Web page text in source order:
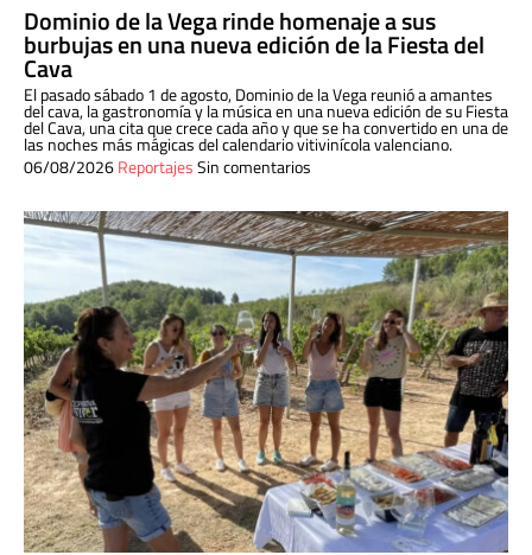
Dominio de la Vega rinde homenaje a sus
burbujas en una nueva edición de la Fiesta del
Cava
El pasado sábado 1 de agosto, Dominio de la Vega reunió a amantes
del cava, la gastronomía y la música en una nueva edición de su Fiesta
del Cava, una cita que crece cada año y que se ha convertido en una de
las noches más mágicas del calendario vitivinícola valenciano.
06/08/2026ReportajesSin comentarios